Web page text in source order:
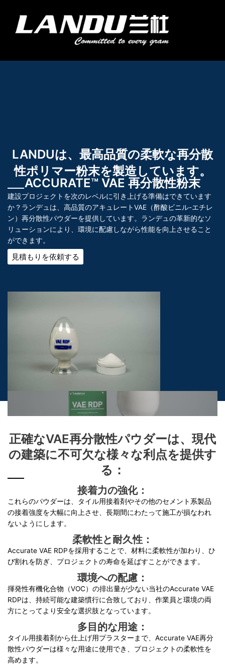
へ
ー
LANDUは、最高品質の柔軟な再分散
性ポリマー粉末を製造しています。
ACCURATE™ VAE 再分散性粉末
建設プロジェクトを次のレベルに引き上げる準備はできています
か？ランデュは、高品質のアキュレートVAE（酢酸ビニル-エチレ
ン）再分散性パウダーを提供しています。ランデュの革新的なソ
リューションにより、環境に配慮しながら性能を向上させること
ができます。
見積もりを依頼する
正確なVAE再分散性パウダーは、現代
の建築に不可欠な様々な利点を提供す
る：
接着力の強化：
これらのパウダーは、タイル用接着剤やその他のセメント系製品
の接着強度を大幅に向上させ、長期間にわたって施工が損なわれ
ないようにします。
柔軟性と耐久性：
Accurate VAE RDPを採用することで、材料に柔軟性が加わり、ひ
び割れを防ぎ、プロジェクトの寿命を延ばすことができます。
環境への配慮：
揮発性有機化合物（VOC）の排出量が少ない当社のAccurate VAE
RDPは、持続可能な建築慣行に合致しており、作業員と環境の両
方にとってより安全な選択肢となっています。
多目的な用途：
タイル用接着剤から仕上げ用プラスターまで、Accurate VAE再分
散性パウダーは様々な用途に使用でき、プロジェクトの柔軟性を
高めます。